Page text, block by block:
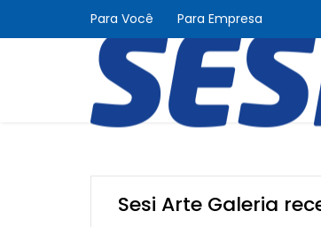
Para Você Para Empresa
Sesi Arte Galeria